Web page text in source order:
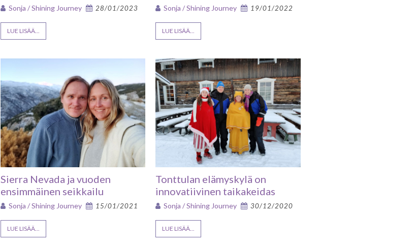
Sonja / Shining Journey 28/01/2023
LUE LISÄÄ...
Sonja / Shining Journey 19/01/2022
LUE LISÄÄ...
Sierra Nevada ja vuoden
ensimmäinen seikkailu
Sonja / Shining Journey 15/01/2021
LUE LISÄÄ...
Tonttulan elämyskylä on
innovatiivinen taikakeidas
Sonja / Shining Journey 30/12/2020
LUE LISÄÄ...